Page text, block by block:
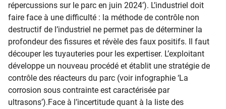
répercussions sur le parc en juin 2024’). L’industriel doit
faire face à une difficulté : la méthode de contrôle non
destructif de l’industriel ne permet pas de déterminer la
profondeur des fissures et révèle des faux positifs. Il faut
découper les tuyauteries pour les expertiser. L’exploitant
développe un nouveau procédé et établit une stratégie de
contrôle des réacteurs du parc (voir infographie ‘La
corrosion sous contrainte est caractérisée par
ultrasons’).Face à l’incertitude quant à la liste des